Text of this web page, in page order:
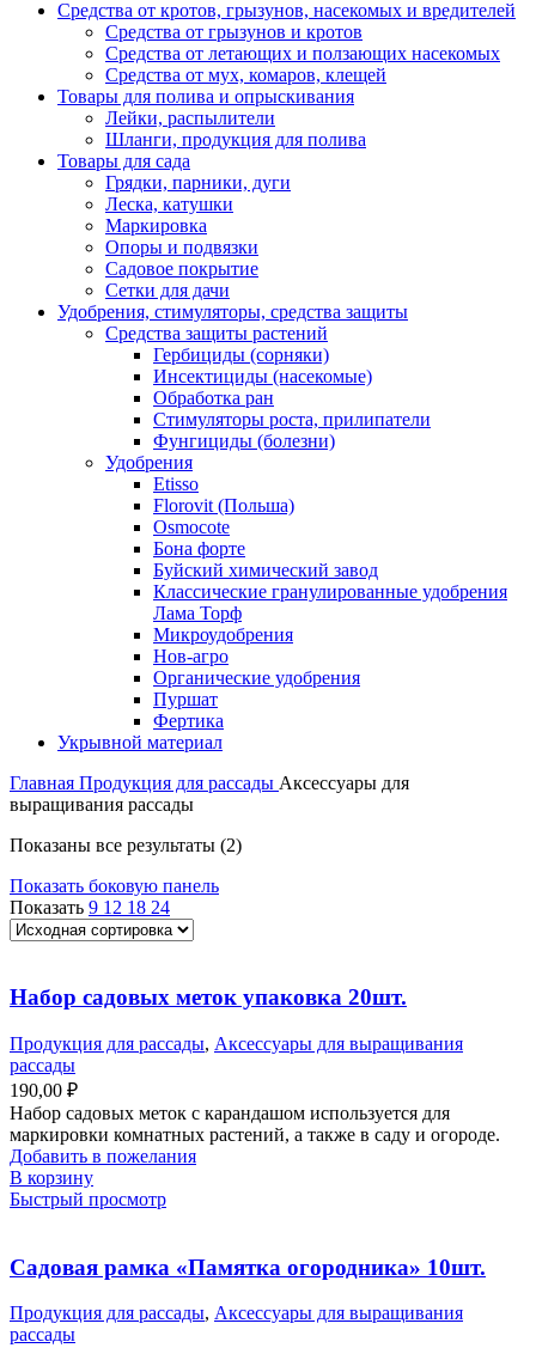
Средства от кротов, грызунов, насекомых и вредителей
Средства от грызунов и кротов
Средства от летающих и ползающих насекомых
Средства от мух, комаров, клещей
Товары для полива и опрыскивания
Лейки, распылители
Шланги, продукция для полива
Товары для сада
Грядки, парники, дуги
Леска, катушки
Маркировка
Опоры и подвязки
Садовое покрытие
Сетки для дачи
Удобрения, стимуляторы, средства защиты
Средства защиты растений
Гербициды (сорняки)
Инсектициды (насекомые)
Обработка ран
Стимуляторы роста, прилипатели
Фунгициды (болезни)
Удобрения
Etisso
Florovit (Польша)
Osmocote
Бона форте
Буйский химический завод
Классические гранулированные удобрения
Лама Торф
Микроудобрения
Нов-агро
Органические удобрения
Пуршат
Фертика
Укрывной материал
Главная Продукция для рассады Аксессуары для
выращивания рассады
Показаны все результаты (2)
Показать боковую панель
Показать 9 12 18 24
Набор садовых меток упаковка 20шт.
Продукция для рассады, Аксессуары для выращивания
рассады
190,00 ₽
Набор садовых меток с карандашом используется для
маркировки комнатных растений, а также в саду и огороде.
Добавить в пожелания
В корзину
Быстрый просмотр
Садовая рамка «Памятка огородника» 10шт.
Продукция для рассады, Аксессуары для выращивания
рассады